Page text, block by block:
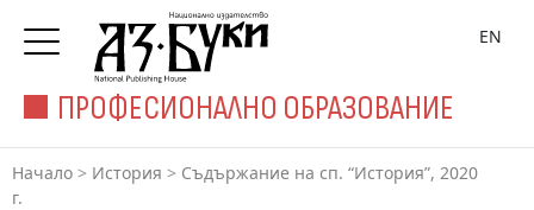
ПРОФЕСИОНАЛНО ОБРАЗОВАНИЕ
EN
Начало > История > Съдържание на сп. “История”, 2020
г.